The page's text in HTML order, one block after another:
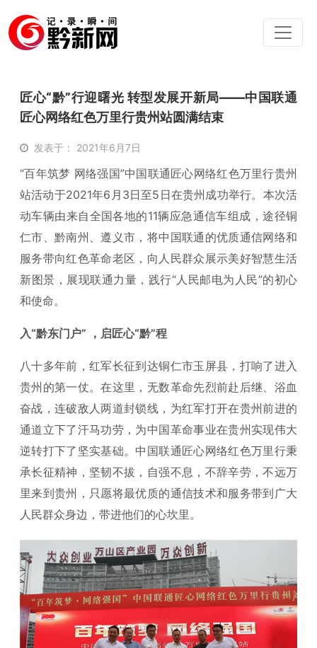
匠心“黔”行迎曙光 转型发展开新局——中国联通
匠心网络红色万里行贵州站圆满结束
发表于： 2021年6月7日
“百年筑梦 网络强国”中国联通匠心网络红色万里行贵州
站活动于2021年6月3日至5日在贵州成功举行。本次活
动车辆由来自全国各地的11辆应急通信车组成，途径铜
仁市、黔南州、遵义市，将中国联通的优质通信网络和
服务带向红色革命老区，向人民群众展示美好智慧生活
新图景，展现联通力量，践行“人民邮电为人民”的初心
和使命。
入“黔东门户” ，启匠心“黔”程
八十多年前，红军长征到达铜仁市玉屏县，打响了进入
贵州的第一仗。在这里，无数革命先烈前赴后继、浴血
奋战，连破敌人两道封锁线，为红军打开在贵州前进的
通道立下了汗马功劳，为中国革命事业在贵州实现伟大
逆转打下了坚实基础。中国联通匠心网络红色万里行秉
承长征精神，坚韧不拔，自强不息，不辞辛劳，不远万
里来到贵州，只愿将最优质的通信技术和服务带到广大
人民群众身边，带进他们的心坎里。